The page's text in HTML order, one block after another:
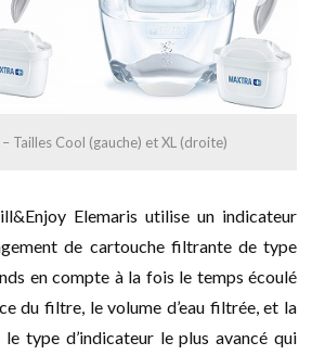
Tailles Cool (gauche) et XL (droite)
Elemaris utilise un indicateur
de cartouche filtrante de type
en compte à la fois le temps écoulé
du filtre, le volume d’eau filtrée, et la
le type d’indicateur le plus avancé qui